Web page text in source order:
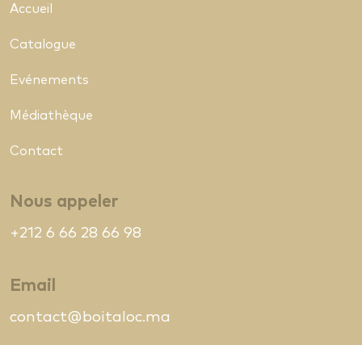
Accueil
Catalogue
Evénements
Médiathèque
Contact
Nous appeler
+212 6 66 28 66 98
Email
contact@boitaloc.ma